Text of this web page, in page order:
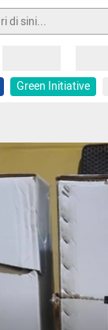
Green Initiative